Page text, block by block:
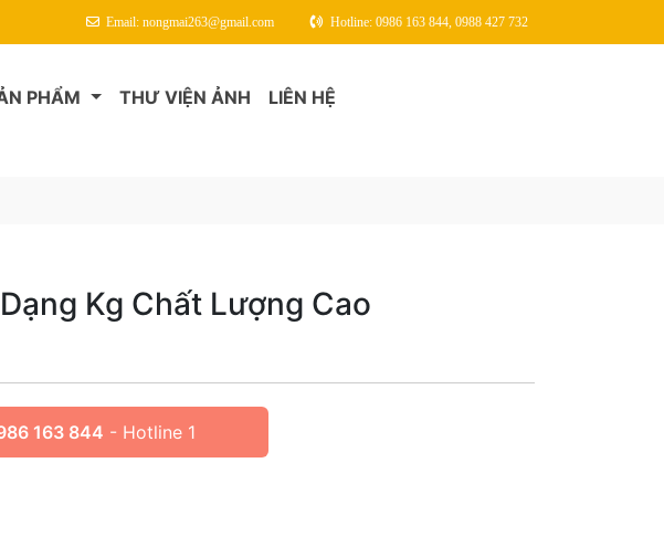
Email: nongmai263@gmail.com Hotline: 0986 163 844, 0988 427 732
PHẨM THƯ VIỆN ẢNH LIÊN HỆ
Kg Chất Lượng Cao
163 844 - Hotline 1